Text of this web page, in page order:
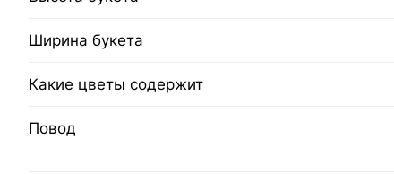
Ширина букета
Какие цветы содержит
Повод